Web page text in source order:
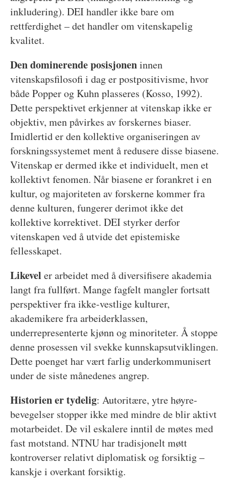
inkludering). DEI handler ikke bare om
rettferdighet – det handler om vitenskapelig
kvalitet.
Den dominerende posisjoneninnen
vitenskapsfilosofi i dag er postpositivisme, hvor
både Popper og Kuhn plasseres (Kosso, 1992).
Dette perspektivet erkjenner at vitenskap ikke er
objektiv, men påvirkes av forskernes biaser.
Imidlertid er den kollektive organiseringen av
forskningssystemet ment å redusere disse biasene.
Vitenskap er dermed ikke et individuelt, men et
kollektivt fenomen. Når biasene er forankret i en
kultur, og majoriteten av forskerne kommer fra
denne kulturen, fungerer derimot ikke det
kollektive korrektivet. DEI styrker derfor
vitenskapen ved å utvide det epistemiske
fellesskapet.
Likevel er arbeidet med å diversifisere akademia
langt fra fullført. Mange fagfelt mangler fortsatt
perspektiver fra ikke-vestlige kulturer,
akademikere fra arbeiderklassen,
underrepresenterte kjønn og minoriteter. Å stoppe
denne prosessen vil svekke kunnskapsutviklingen.
Dette poenget har vært farlig underkommunisert
under de siste månedenes angrep.
Historien er tydelig: Autoritære, ytre høyre-
bevegelser stopper ikke med mindre de blir aktivt
motarbeidet. De vil eskalere inntil de møtes med
fast motstand. NTNU har tradisjonelt møtt
kontroverser relativt diplomatisk og forsiktig –
kanskje i overkant forsiktig.